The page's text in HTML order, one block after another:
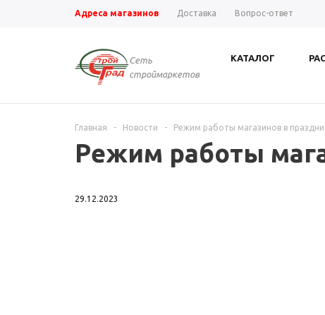
Адреса магазинов Доставка Вопрос-ответ
Сеть
строймаркетов
КАТАЛОГ
Главная - Новости - Режим работы магазинов в
Режим работы
29.12.2023